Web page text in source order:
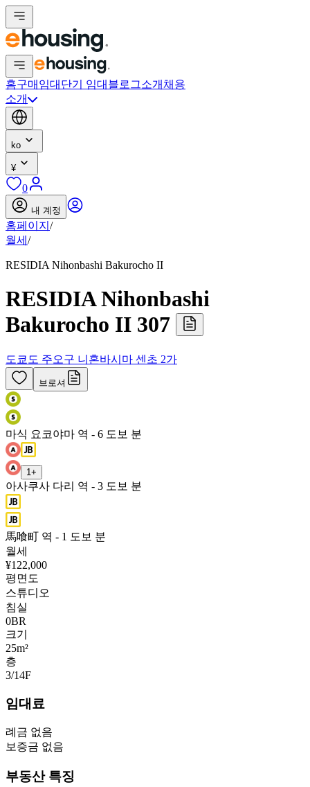
홈구매 임대 단기 임대 블로그소개 채용
소개
ko
¥
0
내 계정
홈페이지 /
월세 /
RESIDIA Nihonbashi Bakurocho II
RESIDIA Nihonbashi
Bakurocho II 307
도쿄도 주오구 니혼바시마 센초 2가
브로셔
마식 요코야마 역 - 6 도보 분
1 +
아사쿠사 다리 역 - 3 도보 분
馬喰町 역 - 1 도보 분
월세
¥122,000
평면도
스튜디오
침실
0BR
크기
25m²
층
3/14F
임대료
례금 없음
보증금 없음
부동산 특징